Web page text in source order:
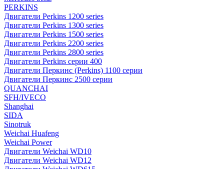
PERKINS
Двигатели Perkins 1200 series
Двигатели Perkins 1300 series
Двигатели Perkins 1500 series
Двигатели Perkins 2200 series
Двигатели Perkins 2800 series
Двигатели Perkins серии 400
Двигатели Перкинс (Perkins) 1100 серии
Двигатели Перкинс 2500 серии
QUANCHAI
SFH/IVECO
Shanghai
SIDA
Sinotruk
Weichai Huafeng
Weichai Power
Двигатели Weichai WD10
Двигатели Weichai WD12